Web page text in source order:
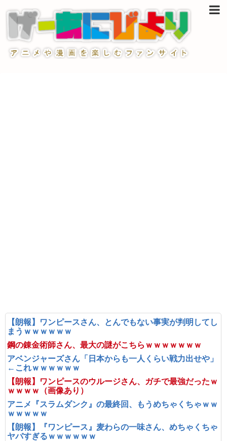
【朗報】ワンピースさん、とんでもない事実が判明してし
まうｗｗｗｗｗｗ
鋼の錬金術師さん、最大の謎がこちらｗｗｗｗｗｗｗ
アベンジャーズさん「日本からも一人くらい戦力出せや」
←これｗｗｗｗｗｗ
【朗報】ワンピースのウルージさん、ガチで最強だったｗ
ｗｗｗｗ（画像あり）
アニメ『スラムダンク』の最終回、もうめちゃくちゃｗｗ
ｗｗｗｗｗ
【朗報】『ワンピース』麦わらの一味さん、めちゃくちゃ
ヤバすぎるｗｗｗｗｗｗ